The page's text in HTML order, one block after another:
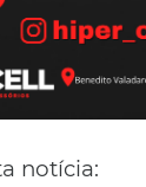
notícia: